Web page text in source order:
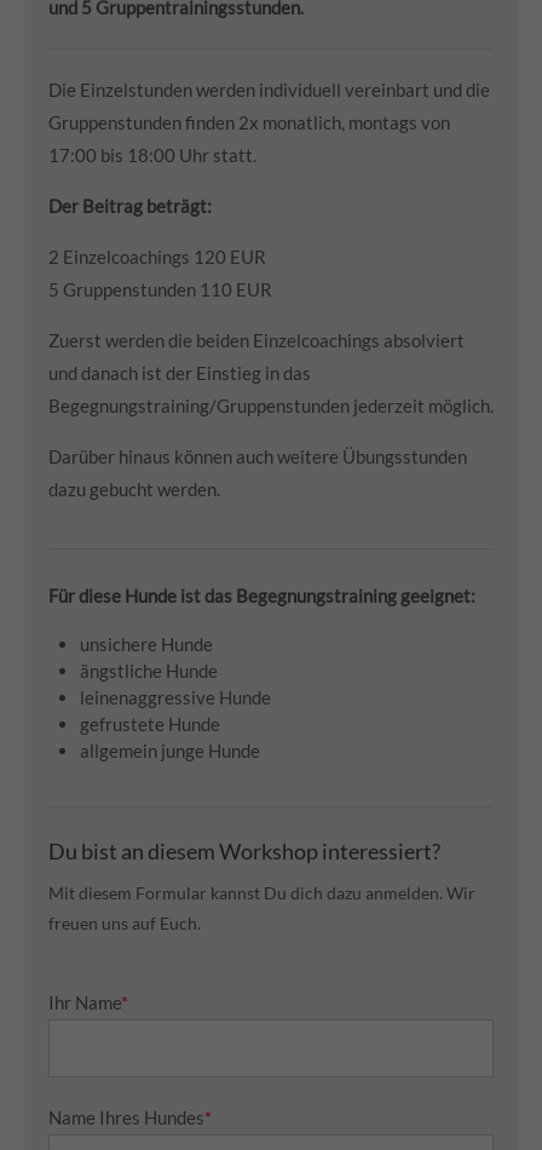
und 5 Gruppentrainingsstunden.
Die Einzelstunden werden individuell vereinbart und die
Gruppenstunden finden 2x monatlich, montags von
17:00 bis 18:00 Uhr statt.
Der Beitrag beträgt:
2 Einzelcoachings 120 EUR
5 Gruppenstunden 110 EUR
Zuerst werden die beiden Einzelcoachings absolviert
und danach ist der Einstieg in das
Begegnungstraining/Gruppenstunden jederzeit möglich.
Darüber hinaus können auch weitere Übungsstunden
dazu gebucht werden.
Für diese Hunde ist das Begegnungstraining geeignet:
unsichere Hunde
ängstliche Hunde
leinenaggressive Hunde
gefrustete Hunde
allgemein junge Hunde
Du bist an diesem Workshop interessiert?
Mit diesem Formular kannst Du dich dazu anmelden. Wir
freuen uns auf Euch.
Ihr Name*
Name Ihres Hundes*